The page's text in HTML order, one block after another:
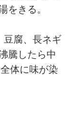
をきる。
豆腐、長ネギ
騰したら中
体に味が染